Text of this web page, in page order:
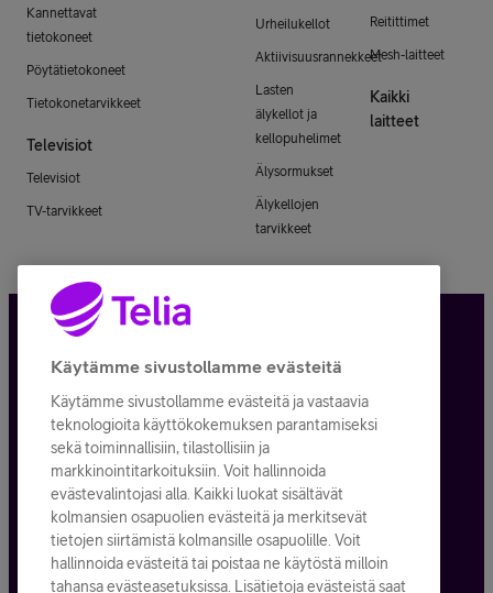
Kannettavat
tietokoneet
Pöytätietokoneet
Tietokonetarvikkeet
Televisiot
Televisiot
TV-tarvikkeet
Urheilukellot
Aktiivisuusrannekkeet
Lasten
älykellot ja
kellopuhelimet
Älysormukset
Älykellojen
tarvikkeet
Reitittimet
Mesh-laitteet
Kaikki
laitteet
Tietosuoja ja -turva
Tilauksen peruuttaminen
Käyttöehdot
Evästeiden käyttö
Toimitusehdot ja palvelukuvaukset
Käytämme sivustollamme evästeitä
Käytämme sivustollamme evästeitä ja vastaavia
teknologioita käyttökokemuksen parantamiseksi
sekä toiminnallisiin, tilastollisiin ja
markkinointitarkoituksiin. Voit hallinnoida
evästevalintojasi alla. Kaikki luokat sisältävät
kolmansien osapuolien evästeitä ja merkitsevät
tietojen siirtämistä kolmansille osapuolille. Voit
hallinnoida evästeitä tai poistaa ne käytöstä milloin
tahansa evästeasetuksissa. Lisätietoja evästeistä saat